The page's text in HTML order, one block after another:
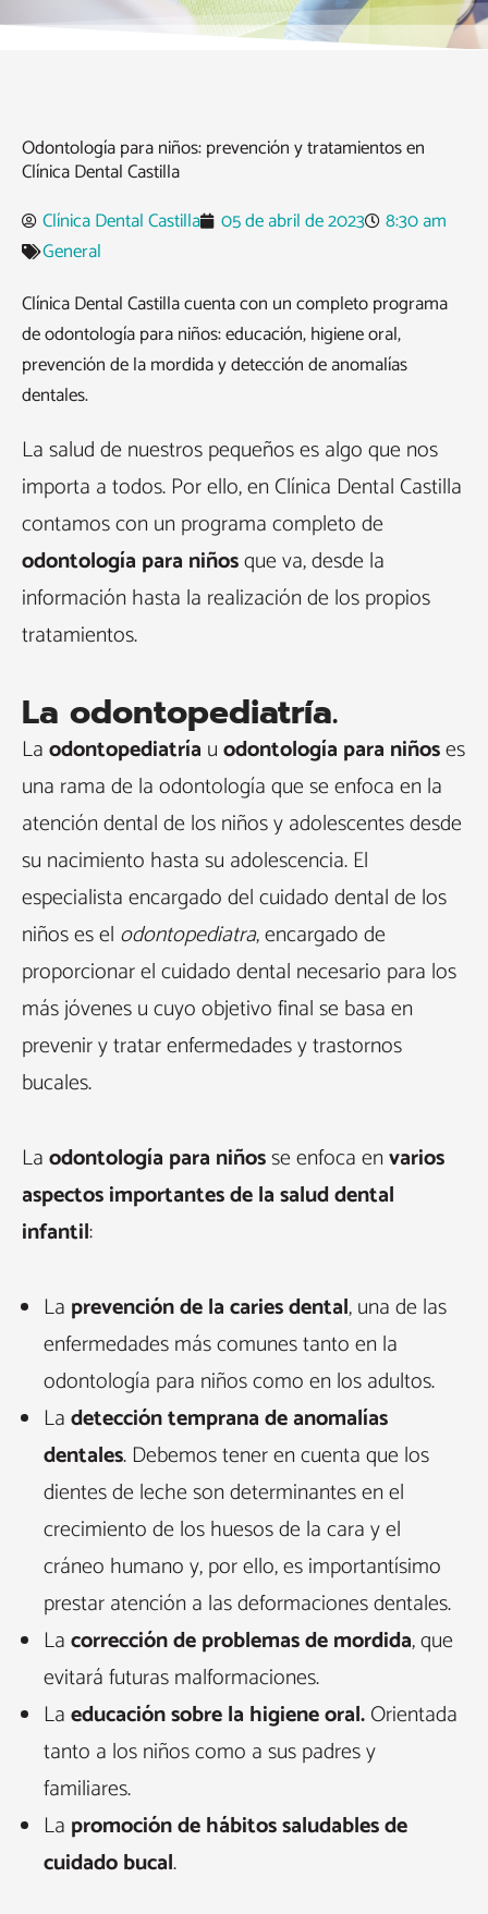
Odontología para niños: prevención y tratamientos en
Clínica Dental Castilla
Clínica Dental Castilla
05 de abril de 2023
8:30 am
General
Clínica Dental Castilla cuenta con un completo programa
de odontología para niños: educación, higiene oral,
prevención de la mordida y detección de anomalías
dentales.
La salud de nuestros pequeños es algo que nos
importa a todos. Por ello, en Clínica Dental Castilla
contamos con un programa completo de
odontología para niñosque va, desde la
información hasta la realización de los propios
tratamientos.
La odontopediatría.
Laodontopediatría uodontología para niñoses
una rama de la odontología que se enfoca en la
atención dental de los niños y adolescentes desde
su nacimiento hasta su adolescencia. El
especialista encargado del cuidado dental de los
niños es el odontopediatra, encargado de
proporcionar el cuidado dental necesario para los
más jóvenes u cuyo objetivo final se basa en
prevenir y tratar enfermedades y trastornos
bucales.
Laodontología para niñosse enfoca envarios
aspectos importantes de la salud dental
infantil:
La prevención de la caries dental, una de las
enfermedades más comunes tanto en la
odontología para niños como en los adultos.
Ladetección temprana de anomalías
dentales. Debemos tener en cuenta que los
dientes de leche son determinantes en el
crecimiento de los huesos de la cara y el
cráneo humano y, por ello, es importantísimo
prestar atención a las deformaciones dentales.
Lacorrección de problemas de mordida, que
evitará futuras malformaciones.
Laeducación sobre la higiene oral.Orientada
tanto a los niños como a sus padres y
familiares.
La promoción de hábitos saludables de
cuidado bucal.